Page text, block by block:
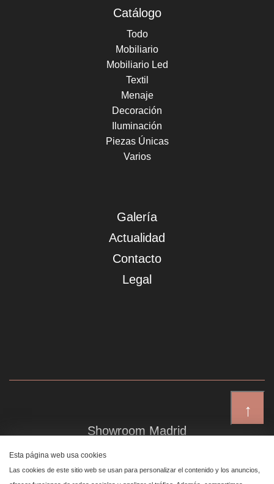
↑
Catálogo
Todo
Mobiliario
Mobiliario Led
Textil
Menaje
Decoración
Iluminación
Piezas Únicas
Varios
Galería
Actualidad
Contacto
Legal
Showroom Madrid
Plaza de Canalejas 6, 4 izq
Centro, 28014 Madrid
Esta página web usa cookies
Las cookies de este sitio web se usan para personalizar el contenido y los anuncios,